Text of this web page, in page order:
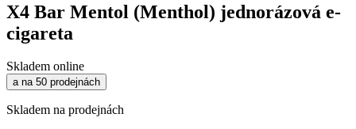
X4 Bar Mentol (Menthol) jednorázová e-
cigareta
Skladem online
a na 50 prodejnách
Skladem na prodejnách